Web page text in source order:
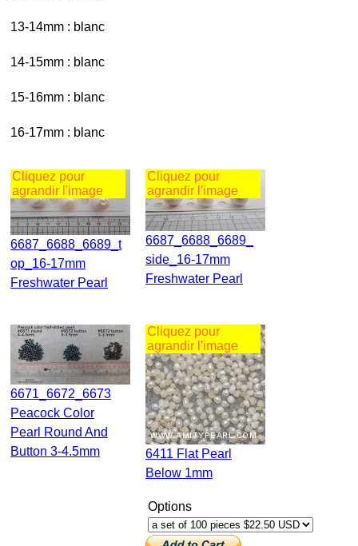
13-14mm : blanc
14-15mm : blanc
15-16mm : blanc
16-17mm : blanc
Cliquez pour
agrandir l'image
6687_6688_6689_t
Op_16-17mm
Freshwater Pearl
Cliquez pour
agrandir l'image
6687_6688_6689_
Side_16-17mm
Freshwater Pearl
6671_6672_6673
Peacock Color
Pearl Round And
Button 3-4.5mm
Cliquez pour
agrandir l'image
6411 Flat Pearl
Below 1mm
Options